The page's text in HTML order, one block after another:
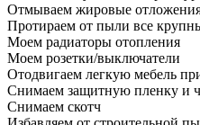
Отмываем жировые
Протираем от пыли все
Моем радиаторы отопления
Моем розетки/выключатели
Отодвигаем легкую мебель
Снимаем защитную пленку и
Снимаем скотч